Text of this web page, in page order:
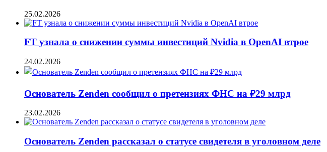
25.02.2026
FT узнала о снижении суммы инвестиций Nvidia в OpenAI втрое
24.02.2026
Основатель Zenden сообщил о претензиях ФНС на ₽29 млрд
23.02.2026
Основатель Zenden рассказал о статусе свидетеля в уголовном деле